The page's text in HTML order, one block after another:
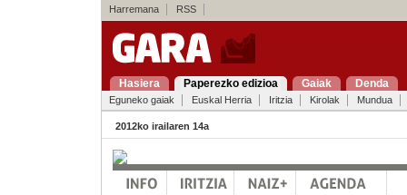
Harremana RSS
Hasiera Paperezko edizioa Gaiak Denda
Eguneko gaiak Euskal Herria Iritzia Kirolak Mundua
2012ko irailaren 14a